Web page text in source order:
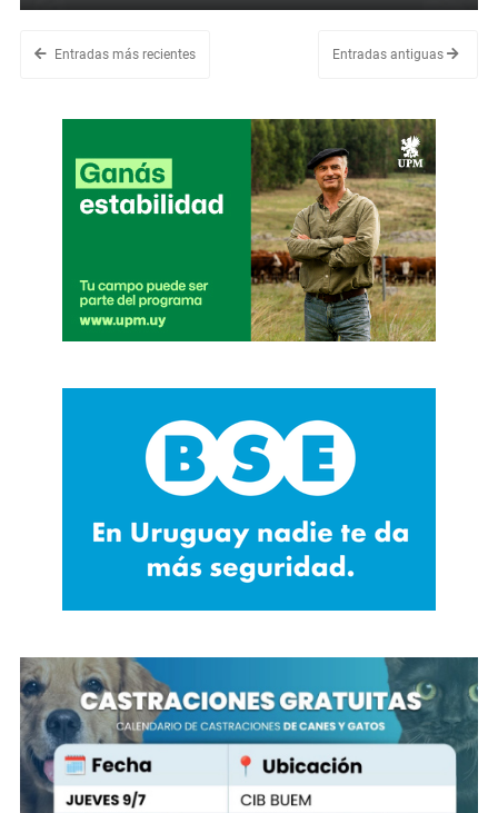
Entradas más recientes Entradas antiguas